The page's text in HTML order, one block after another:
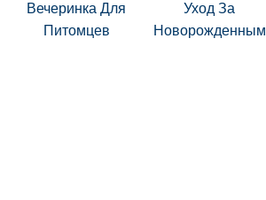
Вечеринка Для
Питомцев
Уход За
Новорожденным